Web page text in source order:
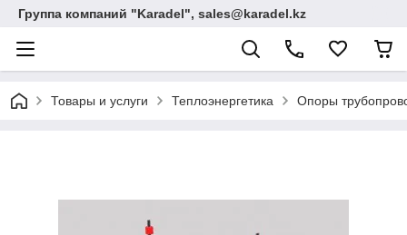
Группа компаний "Karadel", sales@karadel.kz
Товары и услуги Теплоэнергетика Опоры